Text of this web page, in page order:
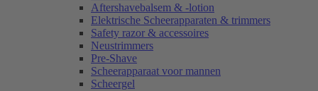
Aftershavebalsem & -lotion
Elektrische Scheerapparaten & trimmers
Safety razor & accessoires
Neustrimmers
Pre-Shave
Scheerapparaat voor mannen
Scheergel